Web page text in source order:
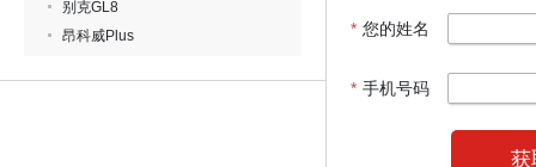
别克GL8
昂科威Plus
* 您的姓名
* 手机号码
获